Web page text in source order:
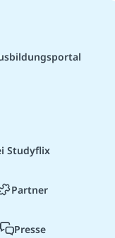
Studyflix
Partner
Presse